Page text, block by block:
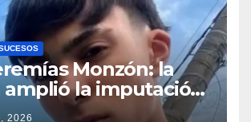
Monzón: la
amplió la imputación
menor acusada del
2026